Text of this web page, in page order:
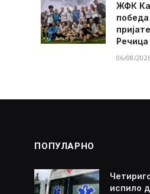
ЖФК
победа
06/08/
ПОПУЛАРНО
испило